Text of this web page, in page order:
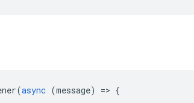
(async (message) => {